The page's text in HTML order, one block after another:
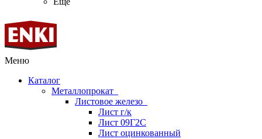
Меню
Каталог
Металлопрокат
Листовое железо
Лист г/к
Лист 09Г2С
Лист оцинкованный